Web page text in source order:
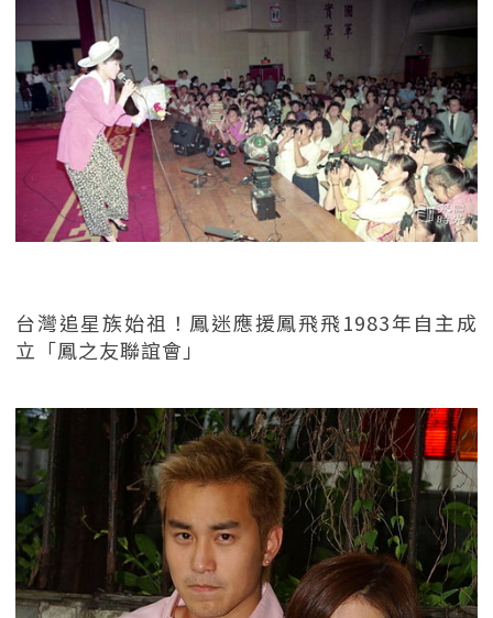
台灣追星族始祖！鳳迷應援鳳飛飛1983年自主成
立「鳳之友聯誼會」